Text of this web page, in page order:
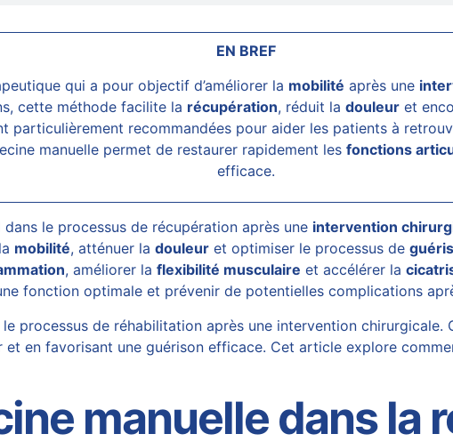
EN BREF
qui a pour objectif d’améliorer la mobilité après une
cette méthode facilite la récupération, réduit ladouleur et
particulièrement recommandées pour aider les patients à
manuelle permet de restaurer rapidement les fonctions
efficace.
le processus de récupération après une intervention
mobilité, atténuer ladouleur et optimiser le processus de
, améliorer laflexibilité musculaire et accélérer la
fonction optimale et prévenir de potentielles complications
processus de réhabilitation après une intervention chirurgicale.
en favorisant une guérison efficace. Cet article explore
manuelle dans la